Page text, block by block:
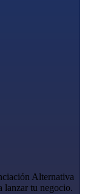
Alternativa
lanzar tu negocio.